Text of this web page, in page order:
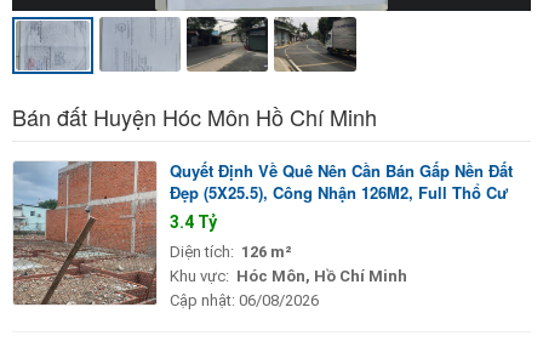
Bán đất Huyện Hóc Môn Hồ Chí Minh
Quyết Định Về Quê Nên Cần Bán Gấp Nền Đất
Đẹp (5X25.5), Công Nhận 126M2, Full Thổ Cư
3.4 Tỷ
Diện tích: 126 m²
Khu vực: Hóc Môn, Hồ Chí Minh
Cập nhật: 06/08/2026